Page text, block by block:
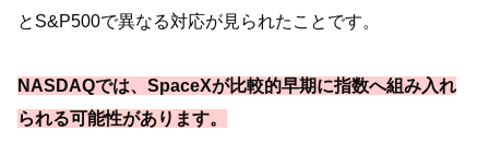
とS&P500で異なる対応が見られたことです。
NASDAQでは、SpaceXが比較的早期に指数へ組み入れ
られる可能性があります。